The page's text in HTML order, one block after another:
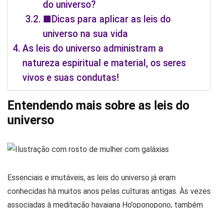
do universo?
■Dicas para aplicar as leis do
universo na sua vida
As leis do universo administram a
natureza espiritual e material, os seres
vivos e suas condutas!
Entendendo mais sobre as leis do
universo
Essenciais e imutáveis, as leis do universo já eram
conhecidas há muitos anos pelas culturas antigas. Às vezes
associadas à meditação havaiana Ho’oponopono, também